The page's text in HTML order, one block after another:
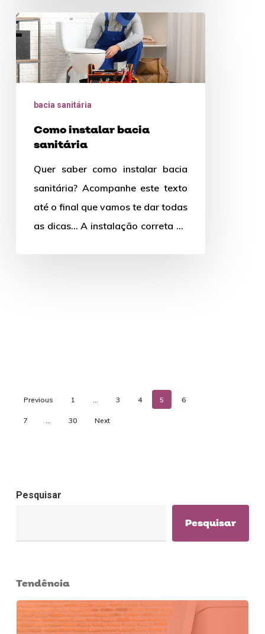
Como
instalar
bacia
sanitária
bacia sanitária
Como instalar bacia
sanitária
Quer saber como instalar bacia
sanitária? Acompanhe este texto
até o final que vamos te dar todas
as dicas… A instalação correta de
Previous 1 3 4 5 6
7 30 Next
Pesquisar
Pesquisar
Tendência